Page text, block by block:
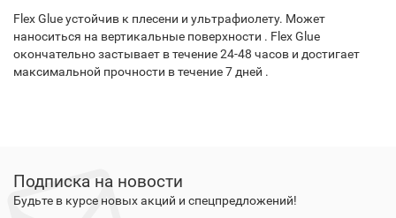
Flex Glue устойчив к плесени и ультрафиолету. Может
наноситься на вертикальные поверхности . Flex Glue
окончательно застывает в течение 24-48 часов и достигает
максимальной прочности в течение 7 дней .
Подписка на новости
Будьте в курсе новых акций и спецпредложений!